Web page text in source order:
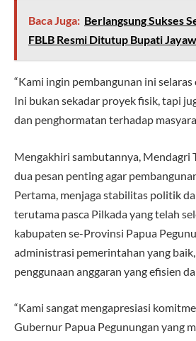
Baca Juga: Berlangsung Sukses
FBLB Resmi Ditutup Bupati
“Kami ingin pembangunan ini
Ini bukan sekadar proyek fisik, tapi
dan penghormatan terhadap
Mengakhiri sambutannya, Mendagri
dua pesan penting agar
Pertama, menjaga stabilitas politik
terutama pasca Pilkada yang telah
kabupaten se-Provinsi Papua
administrasi pemerintahan yang
penggunaan anggaran yang efisien
“Kami sangat mengapresiasi
Gubernur Papua Pegunungan yang